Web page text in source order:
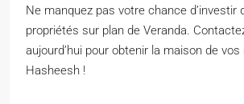
Ne manquez pas votre chance d’investir
propriétés sur plan de Veranda.
aujourd’hui pour obtenir la maison de vos
Hasheesh !